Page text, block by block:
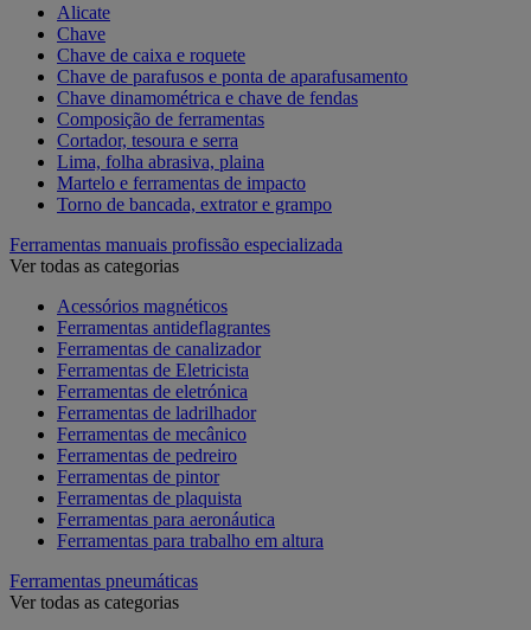
Alicate
Chave
Chave de caixa e roquete
Chave de parafusos e ponta de aparafusamento
Chave dinamométrica e chave de fendas
Composição de ferramentas
Cortador, tesoura e serra
Lima, folha abrasiva, plaina
Martelo e ferramentas de impacto
Torno de bancada, extrator e grampo
Ferramentas manuais profissão especializada
Ver todas as categorias
Acessórios magnéticos
Ferramentas antideflagrantes
Ferramentas de canalizador
Ferramentas de Eletricista
Ferramentas de eletrónica
Ferramentas de ladrilhador
Ferramentas de mecânico
Ferramentas de pedreiro
Ferramentas de pintor
Ferramentas de plaquista
Ferramentas para aeronáutica
Ferramentas para trabalho em altura
Ferramentas pneumáticas
Ver todas as categorias